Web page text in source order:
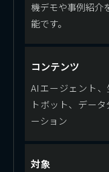
機デモや事例紹介
能です。
コンテンツ
AIエージェント
トボット、デー
ーション
対象